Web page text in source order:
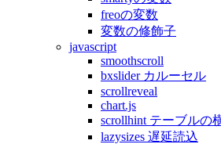
freoの変数
変数の修飾子
javascript
smoothscroll
bxslider カルーセル
scrollreveal
chart.js
scrollhint テーブルの
lazysizes 遅延読込